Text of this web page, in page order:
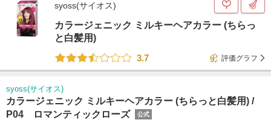
syoss(サイオス)
カラージェニック ミルキーヘアカラー (ちらっ
と白髪用)
3.7
評価グラフ
syoss(サイオス)
カラージェニック ミルキーヘアカラー (ちらっと白髪用) /
P04 ロマンティックローズ
公式